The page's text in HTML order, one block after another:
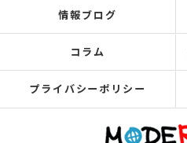
情報ブログ
コラム
プライバシーポリシー